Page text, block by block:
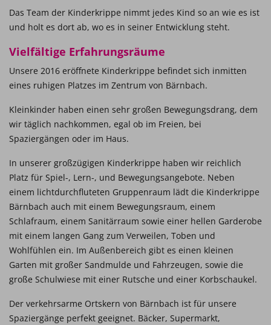
Das Team der Kinderkrippe nimmt jedes Kind so an wie es ist
und holt es dort ab, wo es in seiner Entwicklung steht.
Vielfältige Erfahrungsräume
Unsere 2016 eröffnete Kinderkrippe befindet sich inmitten
eines ruhigen Platzes im Zentrum von Bärnbach.
Kleinkinder haben einen sehr großen Bewegungsdrang, dem
wir täglich nachkommen, egal ob im Freien, bei
Spaziergängen oder im Haus.
In unserer großzügigen Kinderkrippe haben wir reichlich
Platz für Spiel-, Lern-, und Bewegungsangebote. Neben
einem lichtdurchfluteten Gruppenraum lädt die Kinderkrippe
Bärnbach auch mit einem Bewegungsraum, einem
Schlafraum, einem Sanitärraum sowie einer hellen Garderobe
mit einem langen Gang zum Verweilen, Toben und
Wohlfühlen ein. Im Außenbereich gibt es einen kleinen
Garten mit großer Sandmulde und Fahrzeugen, sowie die
große Schulwiese mit einer Rutsche und einer Korbschaukel.
Der verkehrsarme Ortskern von Bärnbach ist für unsere
Spaziergänge perfekt geeignet. Bäcker, Supermarkt,